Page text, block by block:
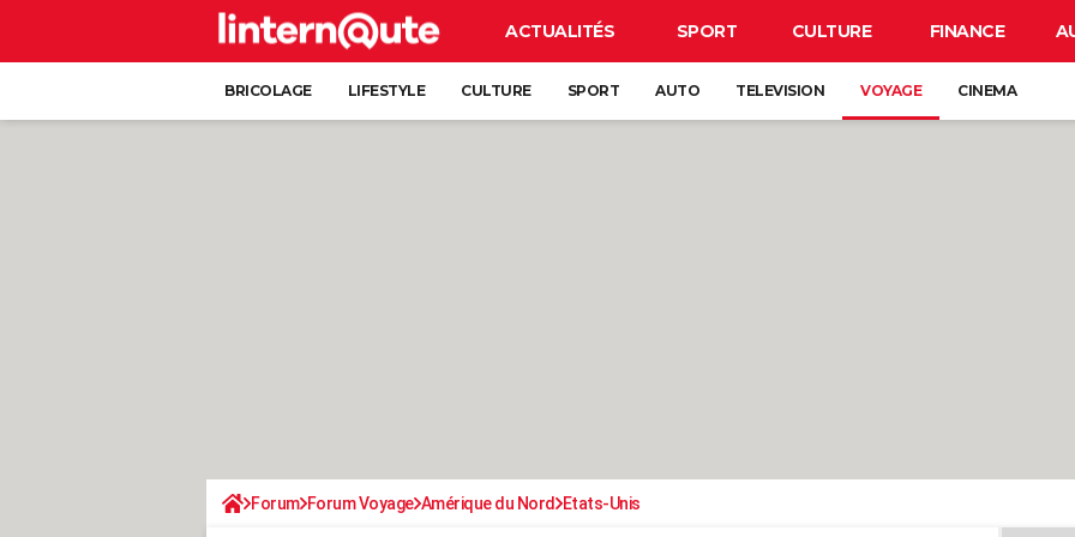
ACTUALITÉS SPORT CULTURE FINANCE
BRICOLAGE LIFESTYLE CULTURE SPORT AUTO TELEVISION VOYAGE CINEMA
Forum Forum Voyage Amérique du Nord Etats-Unis